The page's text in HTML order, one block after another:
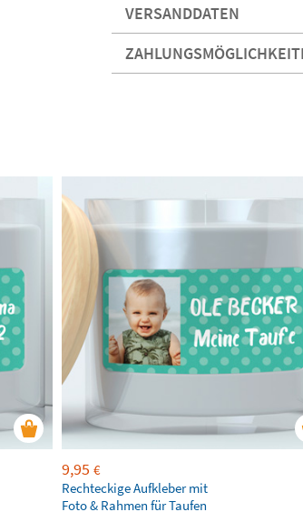
VERSANDDATEN
9,95 €
Rechteckige Aufkleber mit
Foto & Rahmen für Taufen